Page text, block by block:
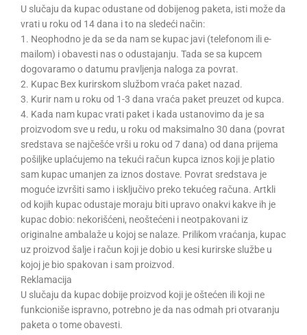
U slučaju da kupac odustane od dobijenog paketa, isti može da
vrati u roku od 14 dana i to na sledeći način:
1. Neophodno je da se da nam se kupac javi (telefonom ili e-
mailom) i obavesti nas o odustajanju. Tada se sa kupcem
dogovaramo o datumu pravljenja naloga za povrat.
2. Kupac Bex kurirskom službom vraća paket nazad.
3. Kurir nam u roku od 1-3 dana vraća paket preuzet od kupca.
4. Kada nam kupac vrati paket i kada ustanovimo da je sa
proizvodom sve u redu, u roku od maksimalno 30 dana (povrat
sredstava se najčešće vrši u roku od 7 dana) od dana prijema
pošiljke uplaćujemo na tekući račun kupca iznos koji je platio
sam kupac umanjen za iznos dostave. Povrat sredstava je
moguće izvršiti samo i isključivo preko tekućeg računa. Artkli
od kojih kupac odustaje moraju biti upravo onakvi kakve ih je
kupac dobio: nekorišćeni, neoštećeni i neotpakovani iz
originalne ambalaže u kojoj se nalaze. Prilikom vraćanja, kupac
uz proizvod šalje i račun koji je dobio u kesi kurirske službe u
kojoj je bio spakovan i sam proizvod.
Reklamacija
U slučaju da kupac dobije proizvod koji je oštećen ili koji ne
funkcioniše ispravno, potrebno je da nas odmah pri otvaranju
paketa o tome obavesti.